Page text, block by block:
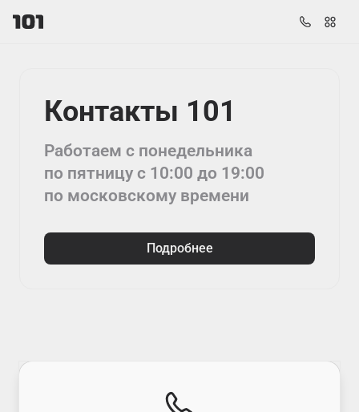
Контакты 101
Работаем с понедельника
по пятницу с 10:00 до 19:00
по московскому времени
Подробнее